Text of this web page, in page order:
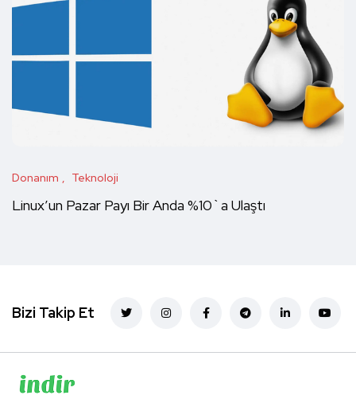
Donanım Teknoloji
Linux’un Pazar Payı Bir Anda %10`a Ulaştı
Bizi Takip Et